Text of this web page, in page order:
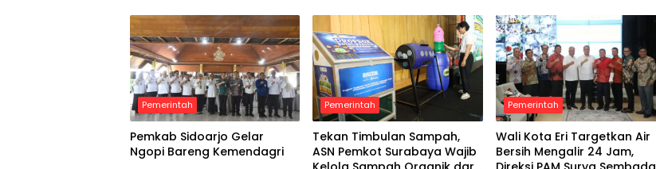
Pemerintah
Pemkab Sidoarjo Gelar
Ngopi Bareng Kemendagri
Pemerintah
Tekan Timbulan Sampah,
ASN Pemkot Surabaya Wajib
Pemerintah
Wali Kota Eri Targetkan Air
Bersih Mengalir 24 Jam,